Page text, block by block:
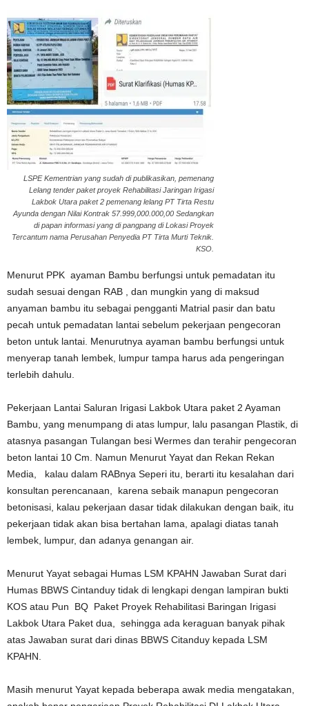
LSPE Kementrian yang sudah di publikasikan, pemenang
Lelang tender paket proyek Rehabilitasi Jaringan Irigasi
Lakbok Utara paket 2 pemenang lelang PT Tirta Restu
Ayunda dengan Nilai Kontrak 57.999,000.000,00 Sedangkan
di papan informasi yang di pangpang di Lokasi Proyek
Tercantum nama Perusahan Penyedia PT Tirta Murti Teknik.
KSO.
Menurut PPK ayaman Bambu berfungsi untuk pemadatan itu
sudah sesuai dengan RAB , dan mungkin yang di maksud
anyaman bambu itu sebagai pengganti Matrial pasir dan batu
pecah untuk pemadatan lantai sebelum pekerjaan pengecoran
beton untuk lantai. Menurutnya ayaman bambu berfungsi untuk
menyerap tanah lembek, lumpur tampa harus ada pengeringan
terlebih dahulu.
Pekerjaan Lantai Saluran Irigasi Lakbok Utara paket 2 Ayaman
Bambu, yang menumpang di atas lumpur, lalu pasangan Plastik, di
atasnya pasangan Tulangan besi Wermes dan terahir pengecoran
beton lantai 10 Cm. Namun Menurut Yayat dan Rekan Rekan
Media, kalau dalam RABnya Seperi itu, berarti itu kesalahan dari
konsultan perencanaan, karena sebaik manapun pengecoran
betonisasi, kalau pekerjaan dasar tidak dilakukan dengan baik, itu
pekerjaan tidak akan bisa bertahan lama, apalagi diatas tanah
lembek, lumpur, dan adanya genangan air.
Menurut Yayat sebagai Humas LSM KPAHN Jawaban Surat dari
Humas BBWS Cintanduy tidak di lengkapi dengan lampiran bukti
KOS atau Pun BQ Paket Proyek Rehabilitasi Baringan Irigasi
Lakbok Utara Paket dua, sehingga ada keraguan banyak pihak
atas Jawaban surat dari dinas BBWS Citanduy kepada LSM
KPAHN.
Masih menurut Yayat kepada beberapa awak media mengatakan,